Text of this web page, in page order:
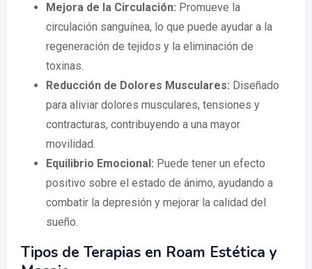
Mejora de la Circulación: Promueve la
circulación sanguínea, lo que puede ayudar a la
regeneración de tejidos y la eliminación de
toxinas.
Reducción de Dolores Musculares: Diseñado
para aliviar dolores musculares, tensiones y
contracturas, contribuyendo a una mayor
movilidad.
Equilibrio Emocional: Puede tener un efecto
positivo sobre el estado de ánimo, ayudando a
combatir la depresión y mejorar la calidad del
sueño.
Tipos de Terapias en Roam Estética y